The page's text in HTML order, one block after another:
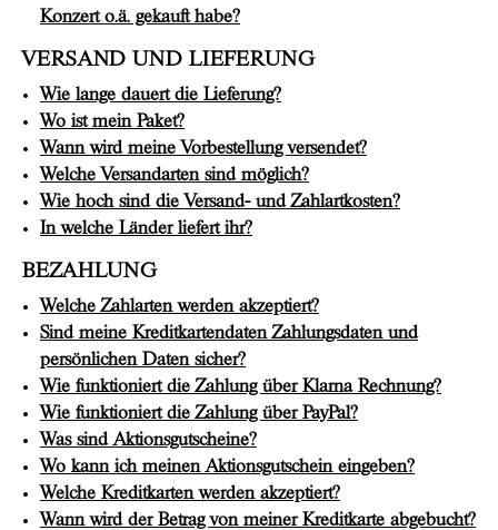
Konzert o.ä. gekauft habe?
VERSAND UND LIEFERUNG
Wie lange dauert die Lieferung?
Wo ist mein Paket?
Wann wird meine Vorbestellung versendet?
Welche Versandarten sind möglich?
Wie hoch sind die Versand- und Zahlartkosten?
In welche Länder liefert ihr?
BEZAHLUNG
Welche Zahlarten werden akzeptiert?
Sind meine Kreditkartendaten Zahlungsdaten und
persönlichen Daten sicher?
Wie funktioniert die Zahlung über Klarna Rechnung?
Wie funktioniert die Zahlung über PayPal?
Was sind Aktionsgutscheine?
Wo kann ich meinen Aktionsgutschein eingeben?
Welche Kreditkarten werden akzeptiert?
Wann wird der Betrag von meiner Kreditkarte abgebucht?